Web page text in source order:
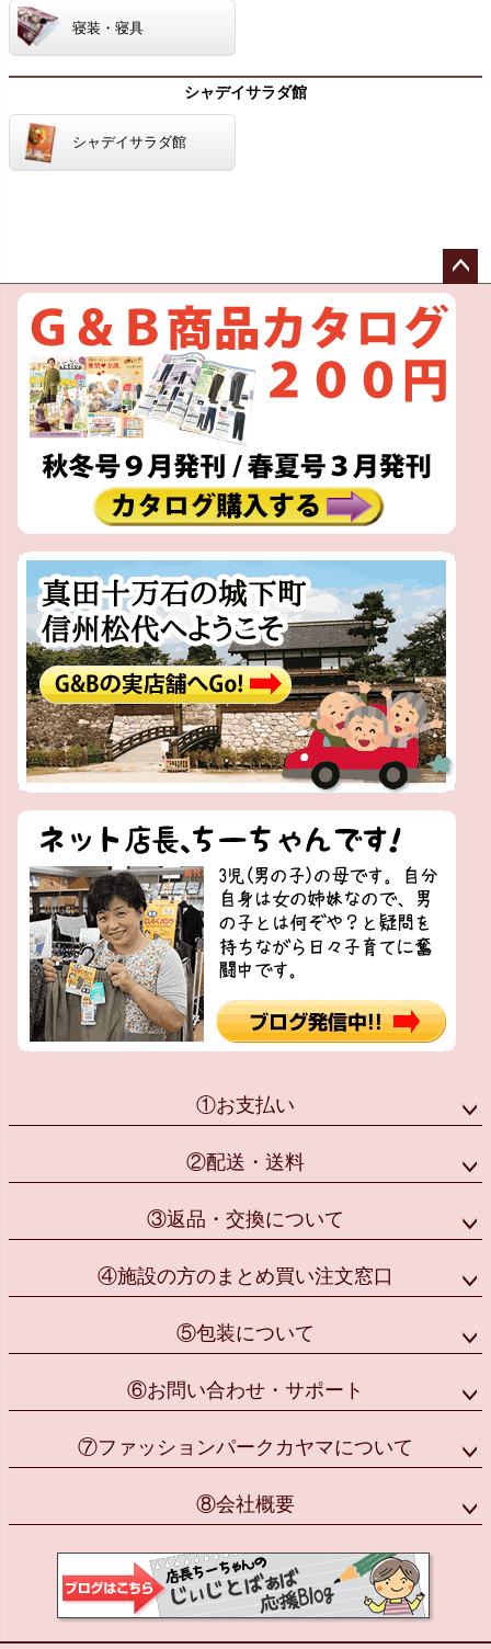
寝装・寝具
シャデイサラダ館
シャデイサラダ館
ペー
へ
①お支払い
②配送・送料
③返品・交換について
④施設の方のまとめ買い注文窓口
⑤包装について
⑥お問い合わせ・サポート
⑦ファッションパークカヤマについて
⑧会社概要